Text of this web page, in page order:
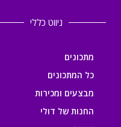
ניווט כללי
מתכונים
כל המתכונים
מבצעים ומכירות
החנות של דולי